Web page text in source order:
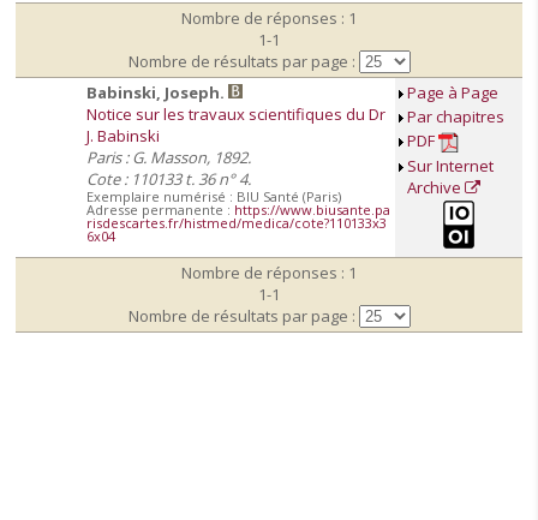
Nombre de réponses : 1
1-1
Nombre de résultats par page :
Babinski, Joseph.
Notice sur les travaux scientifiques du Dr
J. Babinski
Paris : G. Masson, 1892.
Cote : 110133 t. 36 n° 4.
Exemplaire numérisé : BIU Santé (Paris)
Adresse permanente : https://www.biusante.pa
risdescartes.fr/histmed/medica/cote?110133x3
6x04
Page à Page
Par chapitres
PDF
Sur Internet
Archive
Nombre de réponses : 1
1-1
Nombre de résultats par page :